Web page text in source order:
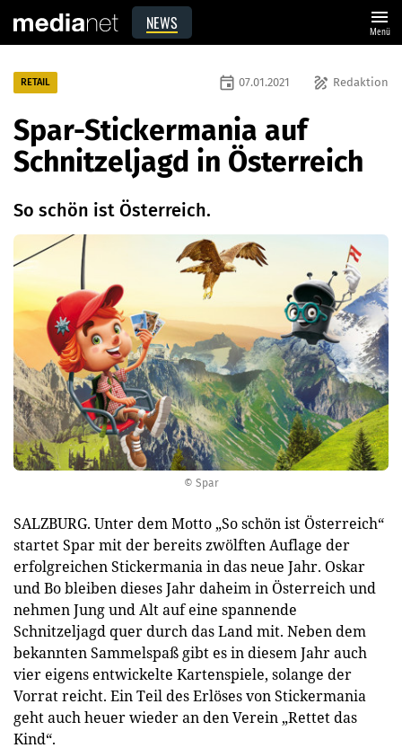
NEWS menu
Menü
© Spar
RETAIL draw Redaktion
event 07.01.2021
Spar-Stickermania auf
Schnitzeljagd in Österreich
So schön ist Österreich.
SALZBURG. Unter dem Motto „So schön ist Österreich“
startet Spar mit der bereits zwölften Auflage der
erfolgreichen Stickermania in das neue Jahr. Oskar
und Bo bleiben dieses Jahr daheim in Österreich und
nehmen Jung und Alt auf eine spannende
Schnitzeljagd quer durch das Land mit. Neben dem
bekannten Sammelspaß gibt es in diesem Jahr auch
vier eigens entwickelte Kartenspiele, solange der
Vorrat reicht. Ein Teil des Erlöses von Stickermania
geht auch heuer wieder an den Verein „Rettet das
Kind“.